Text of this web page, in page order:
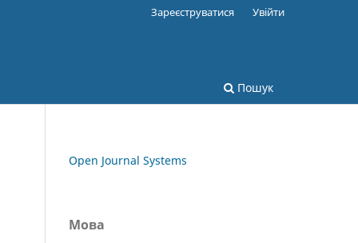
Пошук
Зареєструватися Увійти
Open Journal Systems
Мова